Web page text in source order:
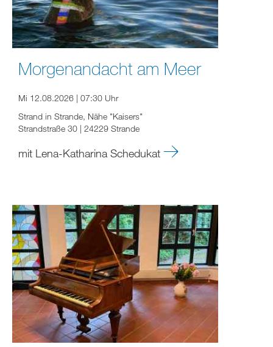
Morgenandacht am Meer
Mi 12.08.2026 | 07:30 Uhr
Strand in Strande, Nähe "Kaisers"
Strandstraße 30 | 24229 Strande
mit Lena-Katharina Schedukat